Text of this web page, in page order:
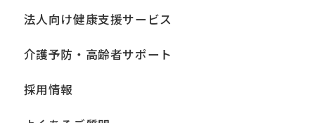
the
service.
法人向け健康支援サービス
介護予防・高齢者サポート
採用情報